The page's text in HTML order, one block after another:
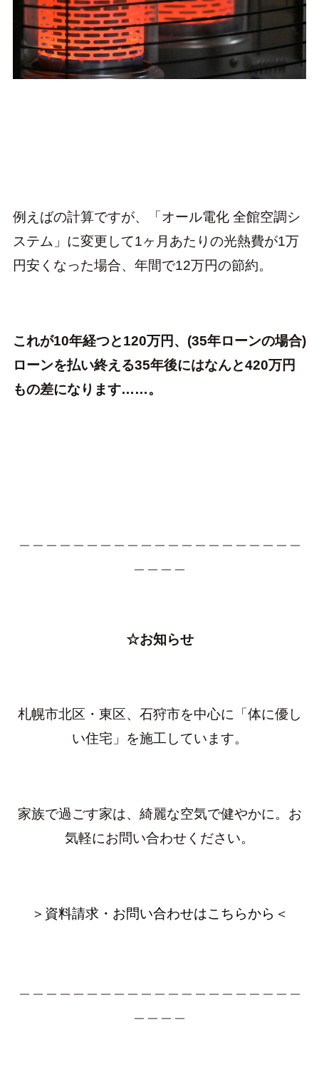
例えばの計算ですが、「オール電化 全館空調シ
ステム」に変更して1ヶ月あたりの光熱費が1万
円安くなった場合、年間で12万円の節約。
これが10年経つと120万円、(35年ローンの場合)
ローンを払い終える35年後にはなんと420万円
もの差になります……。
☆お知らせ
札幌市北区・東区、石狩市を中心に「体に優し
い住宅」を施工しています。
家族で過ごす家は、綺麗な空気で健やかに。お
気軽にお問い合わせください。
＞資料請求・お問い合わせはこちらから＜